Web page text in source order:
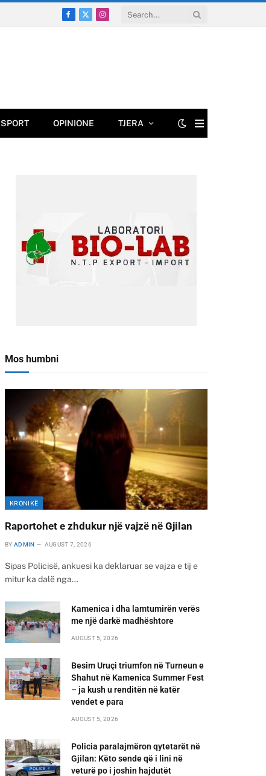
Facebook
X
Instagram
SPORT OPINIONE TJERA
Mos humbni
KRONIKË
Raportohet e zhdukur një vajzë në Gjilan
BY ADMIN AUGUST 7, 2026
Sipas Policisë, ankuesi ka deklaruar se vajza e tij e
mitur ka dalë nga…
Kamenica i dha lamtumirën verës
me një darkë madhështore
AUGUST 5, 2026
Besim Uruçi triumfon në Turneun e
Shahut në Kamenica Summer Fest
– ja kush u renditën në katër
vendet e para
AUGUST 5, 2026
Policia paralajmëron qytetarët në
Gjilan: Këto sende që i lini në
veturë po i joshin hajdutët